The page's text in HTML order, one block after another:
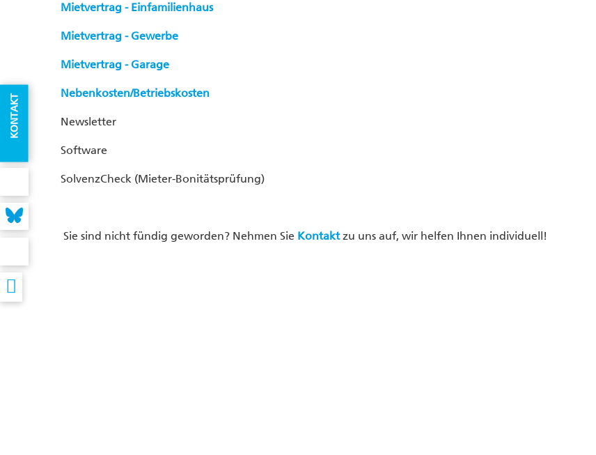
Mietvertrag - Einfamilienhaus
Mietvertrag - Gewerbe
Mietvertrag - Garage
Nebenkosten/Betriebskosten
Newsletter
Software
SolvenzCheck (Mieter-Bonitätsprüfung)
Sie sind nicht fündig geworden? Nehmen Sie Kontaktzu uns auf, wir helfen Ihnen individuell!
KONTAKT